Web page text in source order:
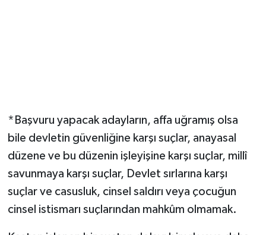
*Başvuru yapacak adayların, affa uğramış olsa
bile devletin güvenliğine karşı suçlar, anayasal
düzene ve bu düzenin işleyişine karşı suçlar, millî
savunmaya karşı suçlar, Devlet sırlarına karşı
suçlar ve casusluk, cinsel saldırı veya çocuğun
cinsel istismarı suçlarından mahkûm olmamak.